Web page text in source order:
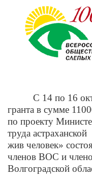
С 14 по 16
гранта в сумме
по проекту
труда астраханской
жив человек»
членов ВОС и
Волгоградской